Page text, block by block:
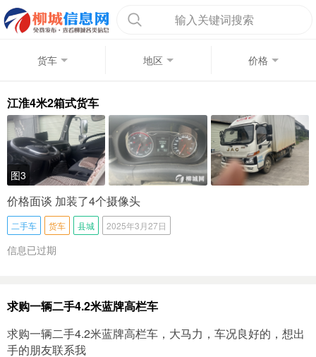
输入关键词搜索
货车 地区 价格
江淮4米2箱式货车
图3
价格面谈 加装了4个摄像头
二手车 货车 县城 2025年3月27日
信息已过期
求购一辆二手4.2米蓝牌高栏车
求购一辆二手4.2米蓝牌高栏车，大马力，车况良好的，想出
手的朋友联系我